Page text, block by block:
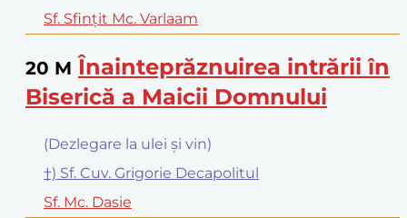
Sf. Sfinţit Mc. Varlaam
20 M Înainteprăznuirea intrării în
Biserică a Maicii Domnului
(Dezlegare la ulei şi vin)
†) Sf. Cuv. Grigorie Decapolitul
Sf. Mc. Dasie